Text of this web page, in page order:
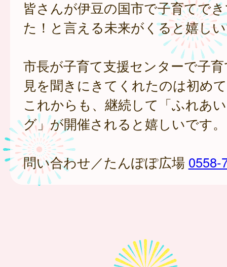
皆さんが伊豆の国市で子育てで
た！と言える未来がくると嬉し
市長が子育て支援センターで子
見を聞きにきてくれたのは初め
これからも、継続して「ふれあ
グ」が開催されると嬉しいです。
問い合わせ／たんぽぽ広場 0558-